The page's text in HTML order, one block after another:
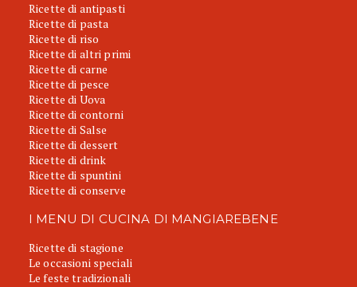
Ricette di antipasti
Ricette di pasta
Ricette di riso
Ricette di altri primi
Ricette di carne
Ricette di pesce
Ricette di Uova
Ricette di contorni
Ricette di Salse
Ricette di dessert
Ricette di drink
Ricette di spuntini
Ricette di conserve
I MENU DI CUCINA DI MANGIAREBENE
Ricette di stagione
Le occasioni speciali
Le feste tradizionali